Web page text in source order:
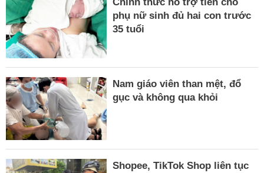
phụ nữ sinh đủ hai con trước
35 tuổi
Nam giáo viên than mệt, đổ
gục và không qua khỏi
Shopee, TikTok Shop liên tục